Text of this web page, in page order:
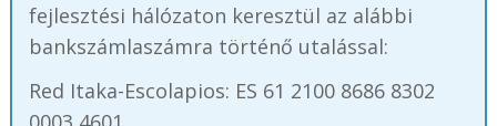
fejlesztési hálózaton keresztül az alábbi
bankszámlaszámra történő utalással:
Red Itaka-Escolapios: ES 61 2100 8686 8302